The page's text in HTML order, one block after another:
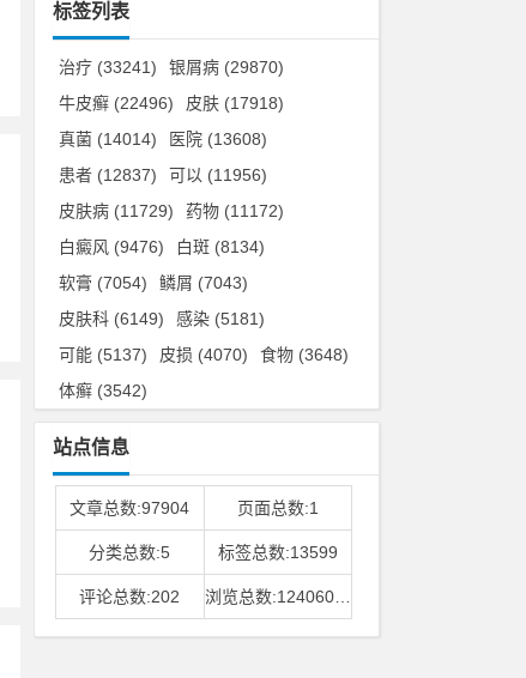
标签列表
治疗 (33241) 银屑病 (29870)
牛皮癣 (22496) 皮肤 (17918)
真菌 (14014) 医院 (13608)
患者 (12837) 可以 (11956)
皮肤病 (11729) 药物 (11172)
白癜风 (9476) 白斑 (8134)
软膏 (7054) 鳞屑 (7043)
皮肤科 (6149) 感染 (5181)
可能 (5137) 皮损 (4070) 食物 (3648)
体癣 (3542)
站点信息
文章总数:97904 页面总数:1
分类总数:5 标签总数:13599
评论总数:202 浏览总数:12406006